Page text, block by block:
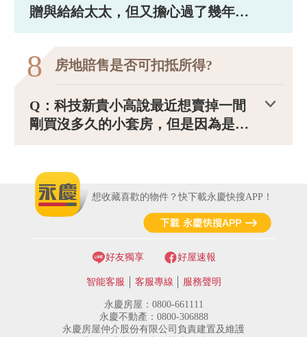
贈與給給太太，但又擔心過了幾年後
如果太太賣出這房子時，是不是原始
現值，導致需要繳納較多的財產交易
所的稅？
8 房地賠售是否可扣抵所得?
Q：科技新貴小高說最近想賣掉一間
剛買沒多久的小套房，但是因為是賠
想知道這次的財產交易損失是不是可
以抵扣小高其他的所得嗎?
想收藏喜歡的物件？快下載永慶快搜APP！
好友獨享 好屋速報
智能客服 客服專線 服務聲明
永慶房屋：0800-661111
永慶不動產：0800-306888
永慶房屋仲介股份有限公司負責建置及維護